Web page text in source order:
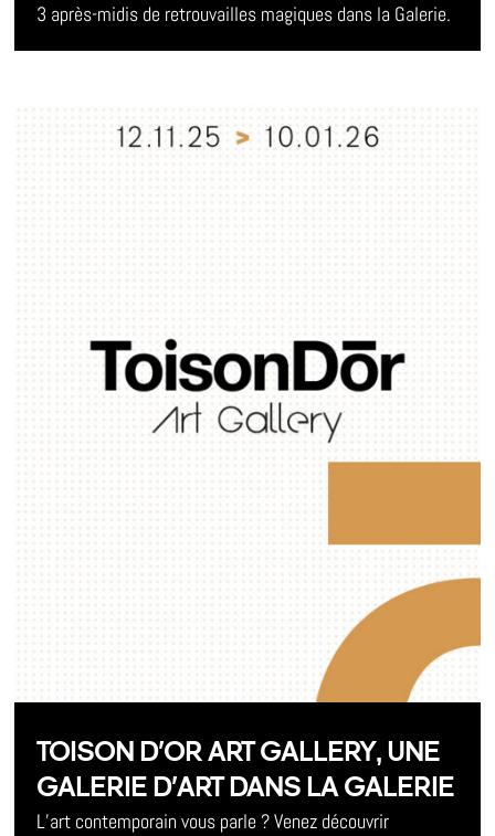
3 après-midis de retrouvailles magiques dans la Galerie.
TOISON D’OR ART GALLERY, UNE
GALERIE D’ART DANS LA GALERIE
L’art contemporain vous parle ? Venez découvrir